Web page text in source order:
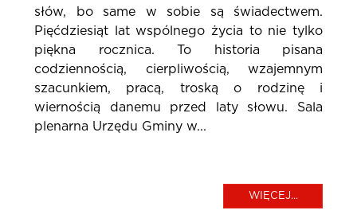
słów, bo same w sobie są świadectwem.
Pięćdziesiąt lat wspólnego życia to nie tylko
piękna rocznica. To historia pisana
codziennością, cierpliwością, wzajemnym
szacunkiem, pracą, troską o rodzinę i
wiernością danemu przed laty słowu. Sala
plenarna Urzędu Gminy w...
WIĘCEJ...